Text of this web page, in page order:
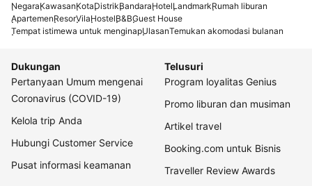
NegaraKawasanKotaDistrikBandaraHotelLandmarkRumah liburan
ApartemenResorVilaHostelB&BGuest House
Tempat istimewa untuk menginapUlasanTemukan akomodasi bulanan
Dukungan
Pertanyaan Umum mengenai
Coronavirus (COVID-19)
Kelola trip Anda
Hubungi Customer Service
Pusat informasi keamanan
Telusuri
Program loyalitas Genius
Promo liburan dan musiman
Artikel travel
Booking.com untuk Bisnis
Traveller Review Awards